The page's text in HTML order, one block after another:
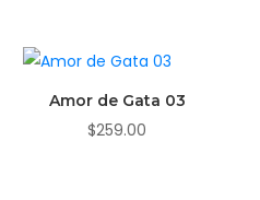
Amor de Gata 03
$259.00